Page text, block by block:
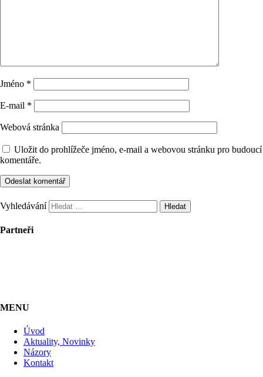
Jméno *
E-mail *
Webová stránka
Uložit do prohlížeče jméno, e-mail a webovou stránku pro budoucí
komentáře.
Vyhledávání
Partneři
MENU
Úvod
Aktuality, Novinky
Názory
Kontakt